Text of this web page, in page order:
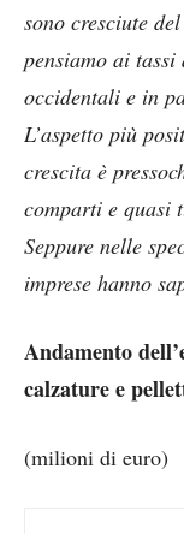
sono cresciute
pensiamo ai
occidentali e in
L’aspetto più
crescita è
comparti e quasi
Seppure nelle
imprese hanno
Andamento
calzature e
(milioni di euro)